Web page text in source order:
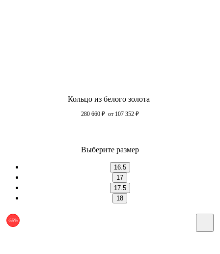
Кольцо из белого золота
280 660 ₽ от 107 352 ₽
Выберите размер
16.5
17
17.5
18
-55%